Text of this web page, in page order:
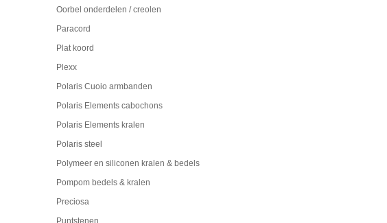
Oorbel onderdelen / creolen
Paracord
Plat koord
Plexx
Polaris Cuoio armbanden
Polaris Elements cabochons
Polaris Elements kralen
Polaris steel
Polymeer en siliconen kralen & bedels
Pompom bedels & kralen
Preciosa
Puntstenen